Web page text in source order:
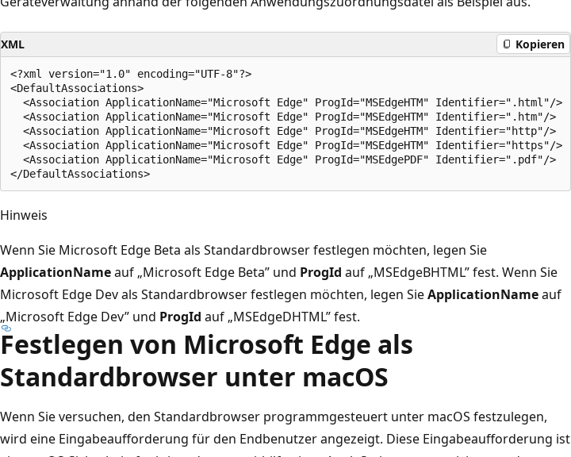
XML Kopieren
<?xml version="1.0" encoding="UTF-8"?>
<DefaultAssociations>
  <Association ApplicationName="Microsoft Edge" ProgId="MSEdgeHTM" Identifier=".html"/>
  <Association ApplicationName="Microsoft Edge" ProgId="MSEdgeHTM" Identifier=".htm"/>
  <Association ApplicationName="Microsoft Edge" ProgId="MSEdgeHTM" Identifier="http"/>
  <Association ApplicationName="Microsoft Edge" ProgId="MSEdgeHTM" Identifier="https"/>
  <Association ApplicationName="Microsoft Edge" ProgId="MSEdgePDF" Identifier=".pdf"/>
Hinweis
Wenn Sie Microsoft Edge Beta als Standardbrowser festlegen möchten, legen Sie
ApplicationNameauf „Microsoft Edge Beta” und ProgId auf „MSEdgeBHTML” fest. Wenn Sie
Microsoft Edge Dev als Standardbrowser festlegen möchten, legen SieApplicationNameauf
„Microsoft Edge Dev” und ProgId auf „MSEdgeDHTML” fest.
Festlegen von Microsoft Edge als
Standardbrowser unter macOS
Wenn Sie versuchen, den Standardbrowser programmgesteuert unter macOS festzulegen,
wird eine Eingabeaufforderung für den Endbenutzer angezeigt. Diese Eingabeaufforderung ist